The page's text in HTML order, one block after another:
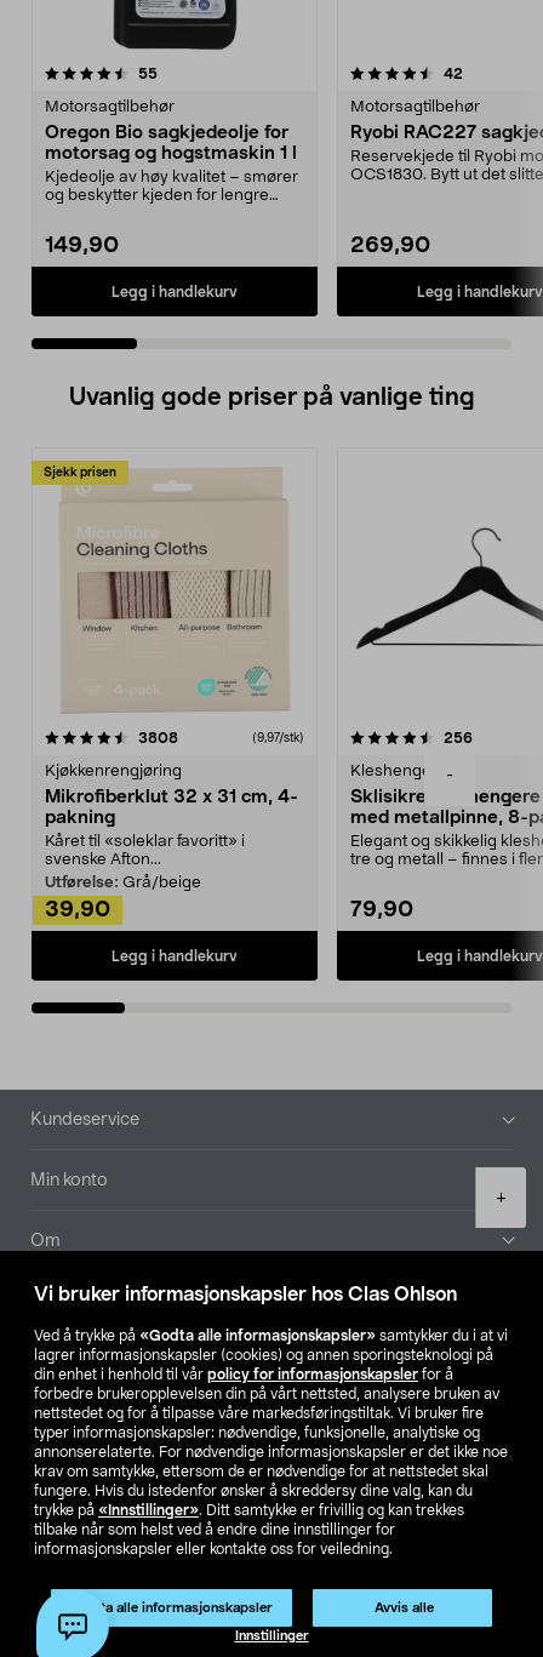
Vi bruker informasjonskapsler hos Clas Ohlson
Ved å trykke på «Godta alle informasjonskapsler» samtykker du i at vi
lagrer informasjonskapsler (cookies) og annen sporingsteknologi på
din enhet i henhold til vår policy for informasjonskapsler for å
forbedre brukeropplevelsen din på vårt nettsted, analysere bruken av
nettstedet og for å tilpasse våre markedsføringstiltak. Vi bruker fire
typer informasjonskapsler: nødvendige, funksjonelle, analytiske og
annonserelaterte. For nødvendige informasjonskapsler er det ikke noe
krav om samtykke, ettersom de er nødvendige for at nettstedet skal
fungere. Hvis du istedenfor ønsker å skreddersy dine valg, kan du
trykke på «Innstillinger». Ditt samtykke er frivillig og kan trekkes
tilbake når som helst ved å endre dine innstillinger for
informasjonskapsler eller kontakte oss for veiledning.
Godta alle informasjonskapsler Avvis alle
Innstillinger
-
+
Legg i handlekurv
55anmeldelser
Motorsagtilbehør
Oregon Bio sagkjedeolje for
motorsag og hogstmaskin 1 l
Kjedeolje av høy kvalitet – smører
og beskytter kjeden for lengre
149,90
Legg i handlekurv
4.5 av 5 stjerner 42
Motorsagtilbehør
Ryobi RAC227
Reservekjede til Ryobi
OCS1830. Bytt ut det
269,90
Legg i handlekurv
4.5 av 5 stjerner
Uvanlig gode priser på vanlige ting
Sjekk prisen
3808anmeldelser(9,97/stk)
Kjøkkenrengjøring
Mikrofiberklut 32 x 31 cm, 4-
pakning
Kåret til «soleklar favoritt» i
svenske Afton...
Utførelse: Grå/beige
39,90
Legg i handlekurv
4.5av 5 stjerner 256
Kleshengere
Sklisikre
med metallpinne, 8-
Elegant og skikkelig
tre og metall – finnes i
79,90
Legg i handlekurv
4.5av 5 stjerner
Bunntekst
Kundeservice
Min konto
Om
Aktuelt
Våre selskaper
Finn din butikk
SE NO FI
Privacy statement Medlemsvilkår